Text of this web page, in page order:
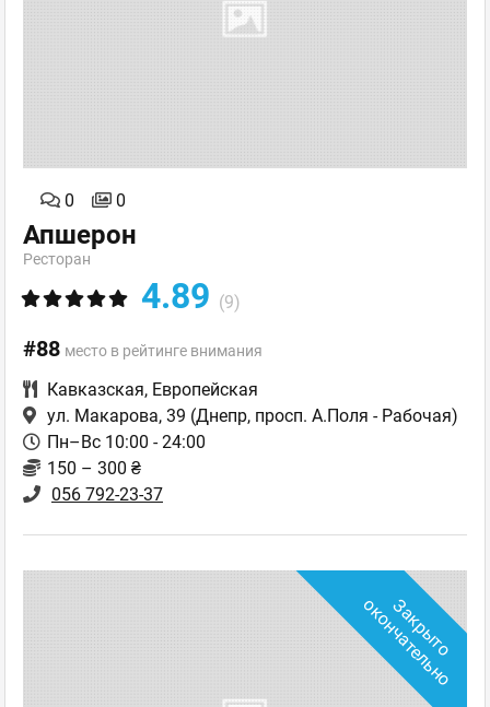
0 0
Апшерон
Ресторан
4.89 (9)
#88 место в рейтинге внимания
Кавказская, Европейская
ул. Макарова, 39 (Днепр, просп. А.Поля - Рабочая)
Пн–Вс 10:00 - 24:00
150 – 300 ₴
056 792-23-37
З
а
к
р
ы
т
о
о
к
о
н
ч
а
т
е
л
ь
н
о